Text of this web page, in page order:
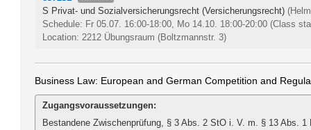
S Privat- und Sozialversicherungsrecht (Versicherungsrecht)
Schedule: Fr 05.07. 16:00-18:00, Mo 14.10. 18:00-20:00 (Class
Location: 2212 Übungsraum (Boltzmannstr. 3)
Business Law: European and German Competition and
Zugangsvoraussetzungen:
Bestandene Zwischenprüfung, § 3 Abs. 2 StO i. V. m. § 13 Abs. 1